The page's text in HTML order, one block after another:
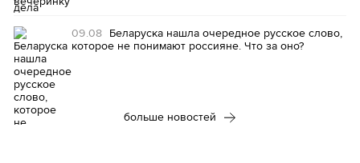
09.08 Беларуска нашла очередное русское слово,
которое не понимают россияне. Что за оно?
больше новостей